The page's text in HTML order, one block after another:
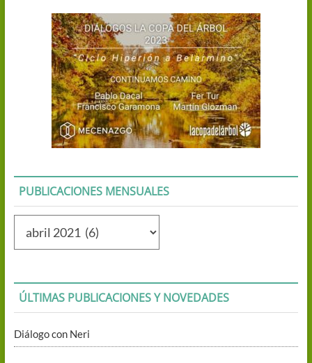
PUBLICACIONES MENSUALES
mensuales
ÚLTIMAS PUBLICACIONES Y NOVEDADES
Diálogo con Neri